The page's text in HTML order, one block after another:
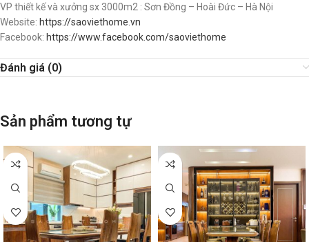
VP thiết kế và xưởng sx 3000m2 : Sơn Đồng – Hoài Đức – Hà Nội
Website: https://saoviethome.vn
Facebook: https://www.facebook.com/saoviethome
Đánh giá (0)
Sản phẩm tương tự